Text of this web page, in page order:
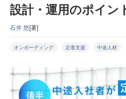
設計・運用のポイン
石井 悠[著]
オンボーディング 定着支援 中途人材